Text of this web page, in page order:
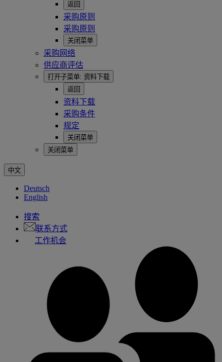
返回
采购原则
采购原则
关闭菜单
采购网络
供应商评估
打开子菜单: 资料下载
返回
资料下载
采购条件
规定
关闭菜单
关闭菜单
中文
Deutsch
English
搜索
联系方式
工作机会